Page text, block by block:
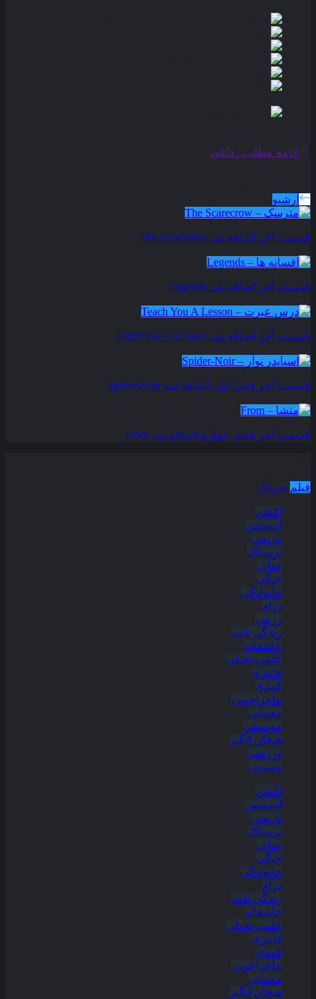
ادامه مطلب / دانلود
آرشیو
قسمت آخر اضافه شد The Scarecrow
قسمت آخر اضافه شد Legends
قسمت آخر اضافه شد Teach You A Lesson
قسمت آخر فصل اول اضافه شد Spider-Noir
قسمت آخر فصل چهارم اضافه شد From
فیلم سریال
اکشن
انیمیشن
تاریخی
ترسناک
جنایی
جنگی
خانوادگی
درام
رزمی
زندگی نامه
عاشقانه
علمی-تخیلی
فانتزی
کمدی
ماجراجویی
معمایی
موسیقی
هیجان انگیز
ورزشی
وسترن
اکشن
انیمیشن
تاریخی
ترسناک
جنایی
جنگی
خانوادگی
درام
زندگی نامه
عاشقانه
علمی-تخیلی
فانتزی
کمدی
ماجراجویی
معمایی
هیجان انگیز